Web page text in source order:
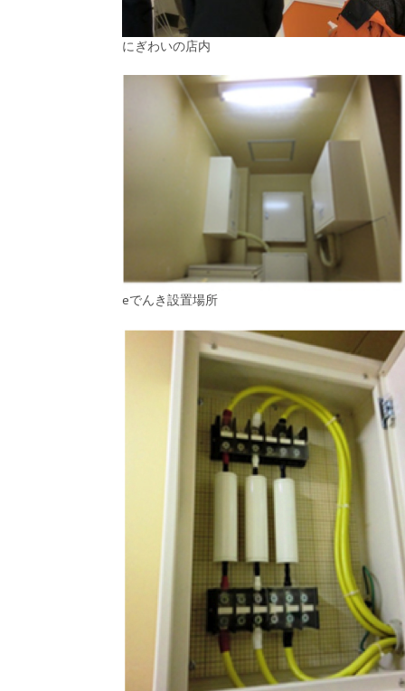
にぎわいの店内
eでんき設置場所